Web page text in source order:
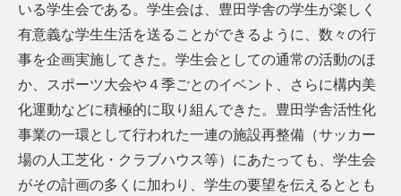
いる学生会である。学生会は、豊田学舎の学生が楽しく
有意義な学生生活を送ることができるように、数々の行
事を企画実施してきた。学生会としての通常の活動のほ
か、スポーツ大会や４季ごとのイベント、さらに構内美
化運動などに積極的に取り組んできた。豊田学舎活性化
事業の一環として行われた一連の施設再整備（サッカー
場の人工芝化・クラブハウス等）にあたっても、学生会
がその計画の多くに加わり、学生の要望を伝えるととも